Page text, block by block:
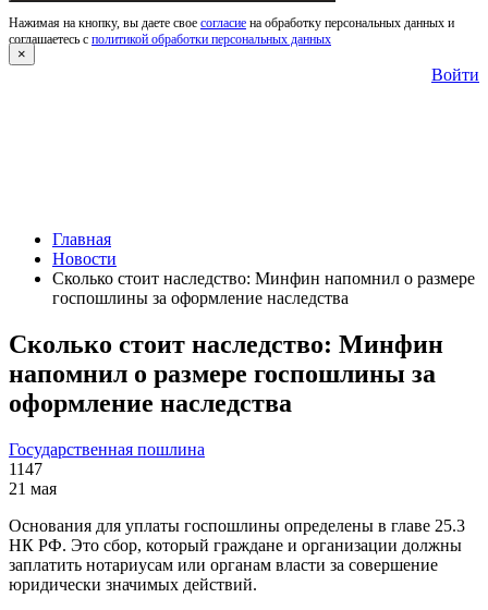
Нажимая на кнопку, вы даете свое согласие на обработку персональных данных и
соглашаетесь с политикой обработки персональных данных
×
Войти
Главная
Новости
Сколько стоит наследство: Минфин напомнил о размере
госпошлины за оформление наследства
Сколько стоит наследство: Минфин
напомнил о размере госпошлины за
оформление наследства
Государственная пошлина
1147
21 мая
Основания для уплаты госпошлины определены в главе 25.3
НК РФ. Это сбор, который граждане и организации должны
заплатить нотариусам или органам власти за совершение
юридически значимых действий.